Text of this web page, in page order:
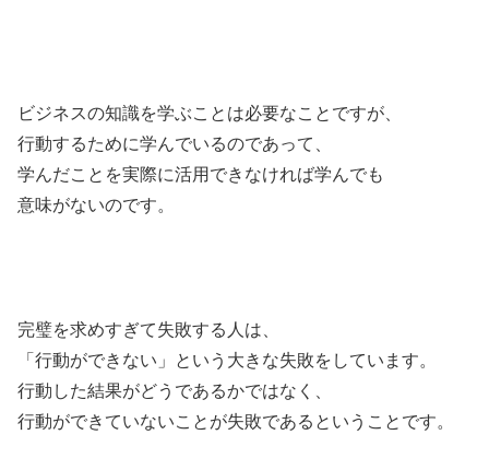
ビジネスの知識を学ぶことは必要なことですが、
行動するために学んでいるのであって、
学んだことを実際に活用できなければ学んでも
意味がないのです。
完璧を求めすぎて失敗する人は、
「行動ができない」という大きな失敗をしています。
行動した結果がどうであるかではなく、
行動ができていないことが失敗であるということです。